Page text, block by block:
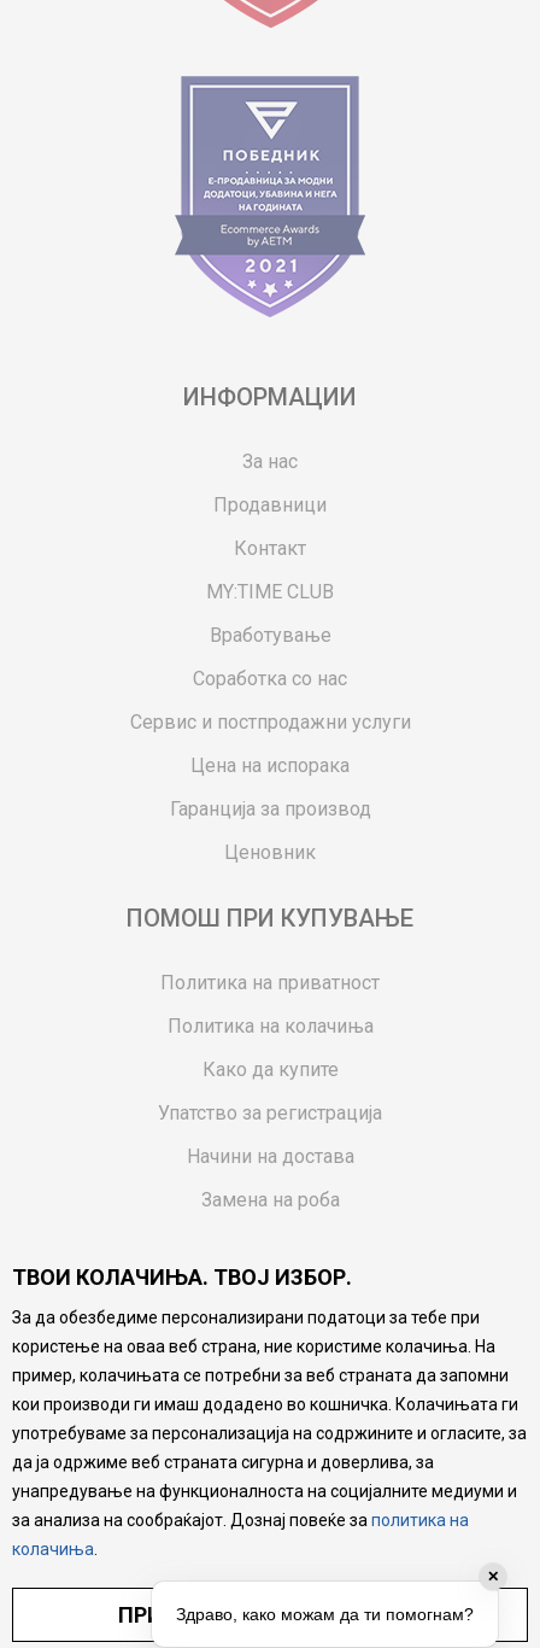
ИНФОРМАЦИИ
За нас
Продавници
Контакт
MY:TIME CLUB
Вработување
Соработка со нас
Сервис и постпродажни услуги
Цена на испорака
Гаранција за производ
Ценовник
ПОМОШ ПРИ КУПУВАЊЕ
Политика на приватност
Политика на колачиња
Како да купите
Упатство за регистрација
Начини на достава
Замена на роба
Ваучери
Product Finder
FAQs
Настојуваме да бидеме што попрецизни во описот на
производите, прикажување на слики и цени, но не
можеме да гарантираме дека сите информации се
комплетни и без грешка. Сите производи се дел од
нашата понуда, но не се подразбира дека мора да се
достапни во секој момент.
ТВОИ КОЛАЧИЊА. ТВОЈ ИЗБОР.
За да обезбедиме персонализирани податоци за тебе при
користење на оваа веб страна, ние користиме колачиња. На
пример, колачињата се потребни за веб страната да запомни
кои производи ги имаш додадено во кошничка. Колачињата ги
употребуваме за персонализација на содржините и огласите, за
да ја одржиме веб страната сигурна и доверлива, за
унапредување на функционалноста на социјалните медиуми и
за анализа на сообраќајот. Дознај повеќе за политика на
колачиња
ПРИЛАГОДИ ПОСТАВУВАЊА
✕
Здраво, како можам да ти помогнам?